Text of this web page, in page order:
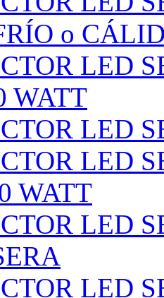
o
LED
WATT
LED
LED
WATT
LED
LED